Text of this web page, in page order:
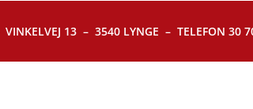
VINKELVEJ 13 – 3540 LYNGE – TELEFON 30